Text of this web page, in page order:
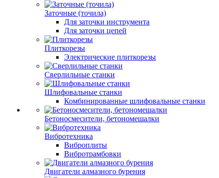
Заточные (точила)
Для заточки инструмента
Для заточки цепей
Плиткорезы
Электрические плиткорезы
Сверлильные станки
Шлифовальные станки
Комбинированные шлифовальные станки
Бетоносмесители, бетономешалки
Вибротехника
Виброплиты
Вибротрамбовки
Двигатели алмазного бурения